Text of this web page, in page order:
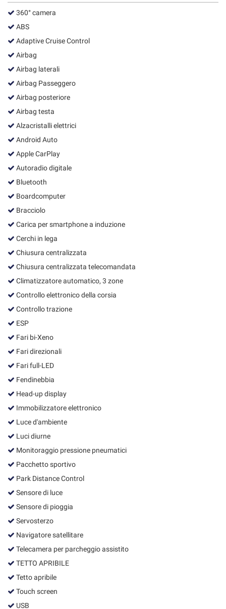
360° camera
ABS
Adaptive Cruise Control
Airbag
Airbag laterali
Airbag Passeggero
Airbag posteriore
Airbag testa
Alzacristalli elettrici
Android Auto
Apple CarPlay
Autoradio digitale
Bluetooth
Boardcomputer
Bracciolo
Carica per smartphone a induzione
Cerchi in lega
Chiusura centralizzata
Chiusura centralizzata telecomandata
Climatizzatore automatico, 3 zone
Controllo elettronico della corsia
Controllo trazione
ESP
Fari bi-Xeno
Fari direzionali
Fari full-LED
Fendinebbia
Head-up display
Immobilizzatore elettronico
Luce d'ambiente
Luci diurne
Monitoraggio pressione pneumatici
Pacchetto sportivo
Park Distance Control
Sensore di luce
Sensore di pioggia
Servosterzo
Navigatore satellitare
Telecamera per parcheggio assistito
TETTO APRIBILE
Tetto apribile
Touch screen
USB